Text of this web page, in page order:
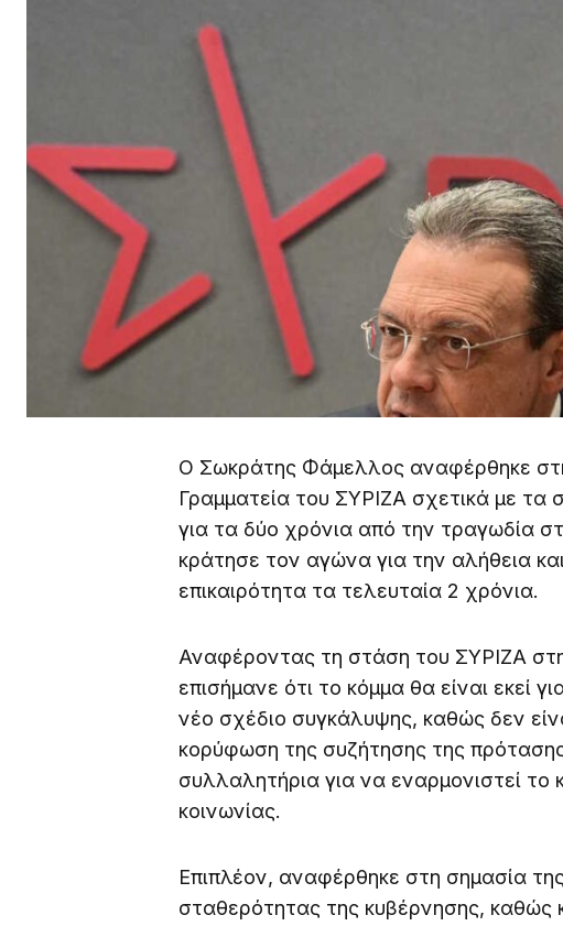
Ο Σωκράτης Φάμελλος αναφέρθηκε
Γραμματεία του ΣΥΡΙΖΑ σχετικά με
για τα δύο χρόνια από την τραγωδία
κράτησε τον αγώνα για την αλήθεια
επικαιρότητα τα τελευταία 2 χρόνια.
Αναφέροντας τη στάση του ΣΥΡΙΖΑ
επισήμανε ότι το κόμμα θα είναι εκεί
νέο σχέδιο συγκάλυψης, καθώς δεν
κορύφωση της συζήτησης της
συλλαλητήρια για να εναρμονιστεί το
κοινωνίας.
Επιπλέον, αναφέρθηκε στη σημασία
σταθερότητας της κυβέρνησης, καθώς